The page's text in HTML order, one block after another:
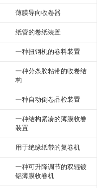
薄膜导向收卷器
纸管的卷纸装置
一种扭钢机的卷料装置
一种分条胶粘带的收卷结
构
一种自动倒卷品检装置
一种结构紧凑的薄膜收卷
装置
用于绝缘纸带的复卷机
一种可升降调节的双辊镀
铝薄膜收卷机